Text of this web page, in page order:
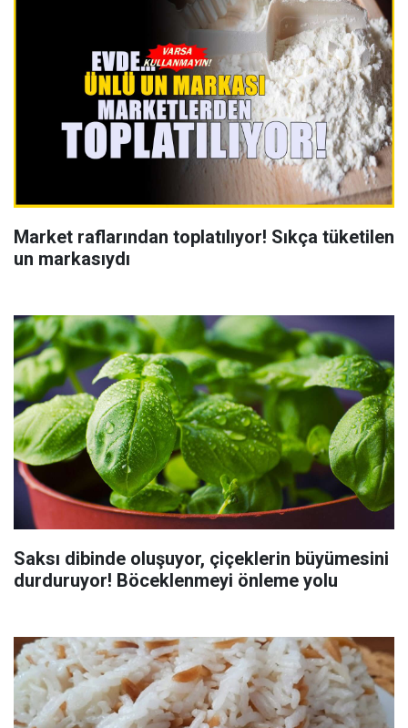
Market raflarından toplatılıyor! Sıkça tüketilen
un markasıydı
Saksı dibinde oluşuyor, çiçeklerin büyümesini
durduruyor! Böceklenmeyi önleme yolu